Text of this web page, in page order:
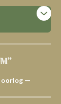
oorlog —